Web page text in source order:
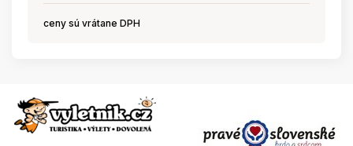
ceny sú vrátane DPH